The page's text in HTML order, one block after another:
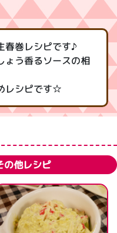
春巻レシピです♪
ょう香るソースの相
レシピです☆
の他レシピ